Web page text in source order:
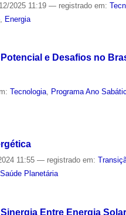
2025 11:19— registrado em:
Energia
e Desafios no
Tecnologia, Programa Ano
11:55— registrado em:
,Saúde Planetária
Entre Energia